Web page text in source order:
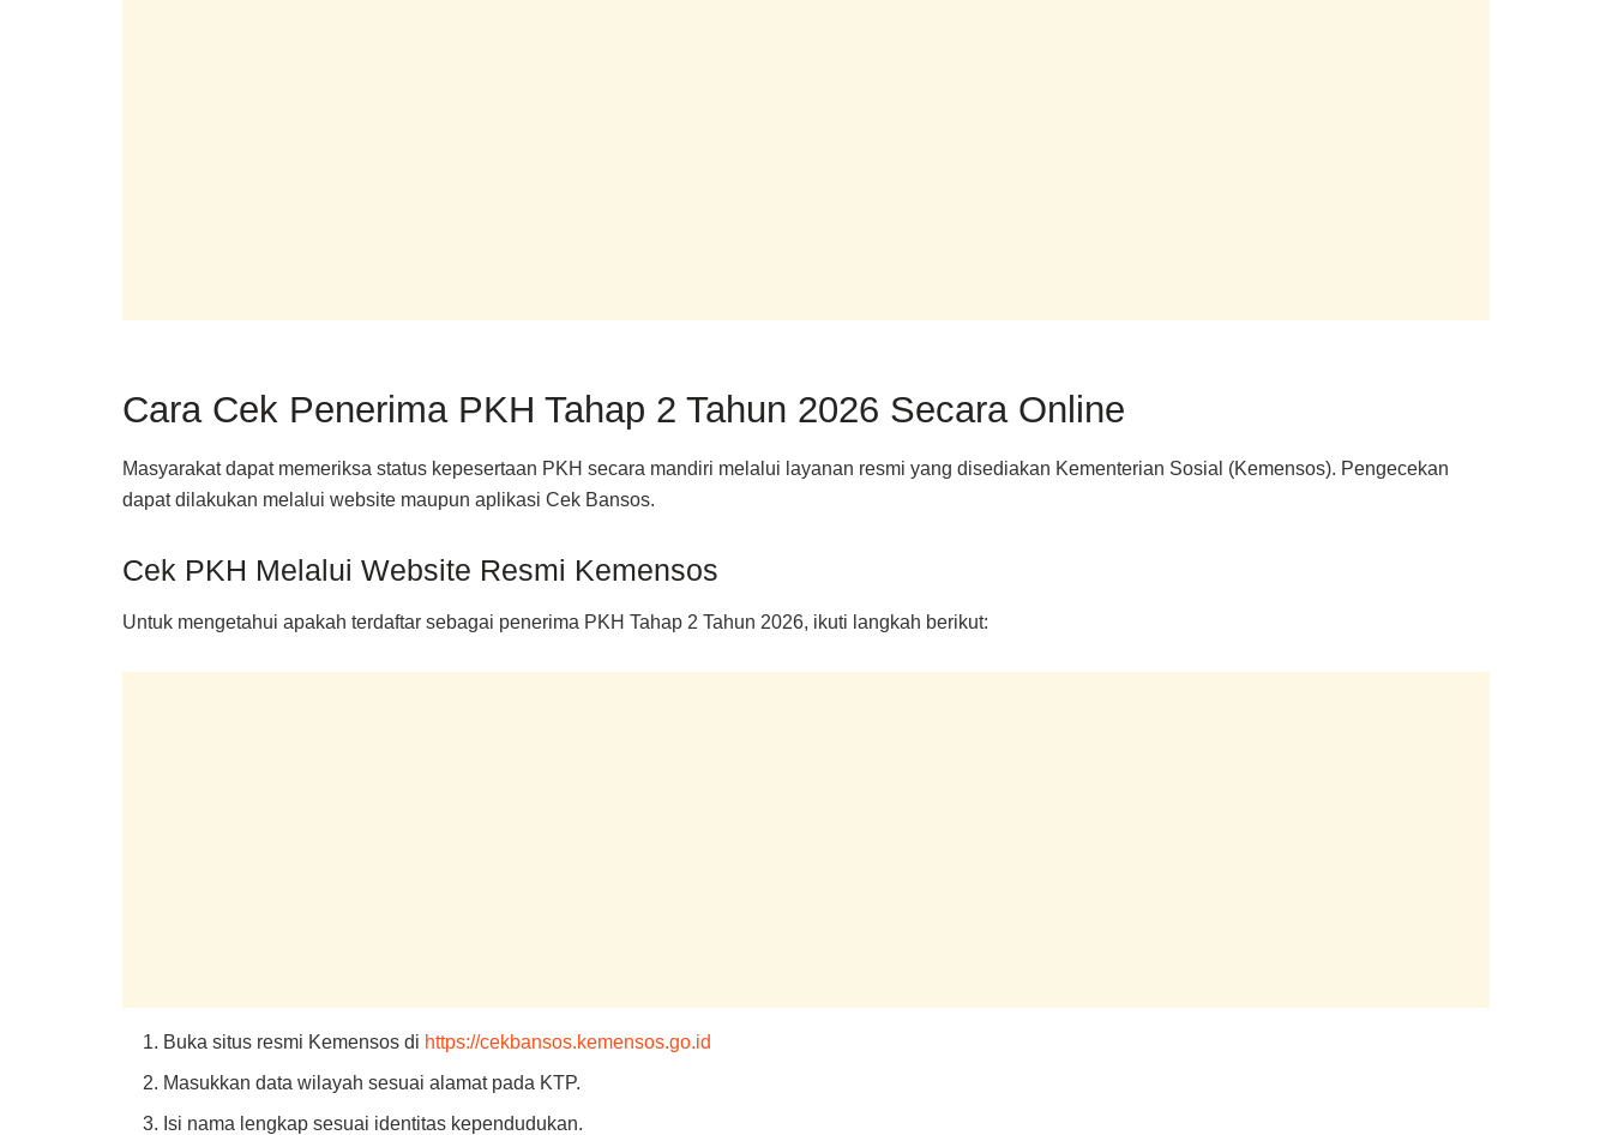
Cara Cek Penerima PKH Tahap 2 Tahun 2026 Secara Online
Masyarakat dapat memeriksa status kepesertaan PKH secara mandiri melalui layanan resmi yang disediakan Kementerian Sosial (Kemensos). Pengecekan
dapat dilakukan melalui website maupun aplikasi Cek Bansos.
Cek PKH Melalui Website Resmi Kemensos
Untuk mengetahui apakah terdaftar sebagai penerima PKH Tahap 2 Tahun 2026, ikuti langkah berikut:
Buka situs resmi Kemensos di https://cekbansos.kemensos.go.id
Masukkan data wilayah sesuai alamat pada KTP.
Isi nama lengkap sesuai identitas kependudukan.